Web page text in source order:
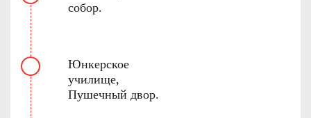
Юнкерское
училище,
Пушечный двор.
собор.